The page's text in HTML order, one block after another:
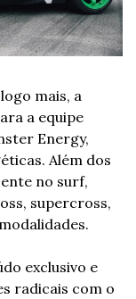
mais, a
a equipe
Energy,
Além dos
no surf,
supercross,
exclusivo e
radicais com o